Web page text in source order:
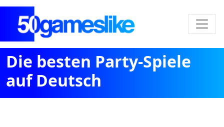
Die besten Party-Spiele
auf Deutsch